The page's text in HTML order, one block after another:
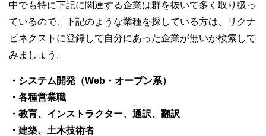
中でも特に下記に関連する企業は群を抜いて多く取り扱っ
ているので、下記のような業種を探している方は、リクナ
ビネクストに登録して自分にあった企業が無いか検索して
みましょう。
・システム開発（Web・オープン系）
・各種営業職
・教育、インストラクター、通訳、翻訳
・建築、土木技術者